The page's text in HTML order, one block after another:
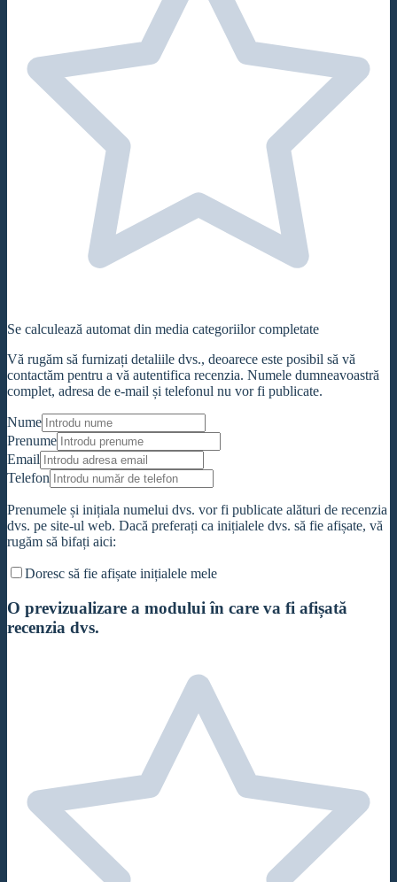
Se calculează automat din media categoriilor completate
Vă rugăm să furnizați detaliile dvs., deoarece este posibil să vă
contactăm pentru a vă autentifica recenzia. Numele dumneavoastră
complet, adresa de e-mail și telefonul nu vor fi publicate.
Nume
Prenume
Email
Telefon
Prenumele și inițiala numelui dvs. vor fi publicate alături de recenzia
dvs. pe site-ul web. Dacă preferați ca inițialele dvs. să fie afișate, vă
rugăm să bifați aici:
Doresc să fie afișate inițialele mele
O previzualizare a modului în care va fi afișată
recenzia dvs.